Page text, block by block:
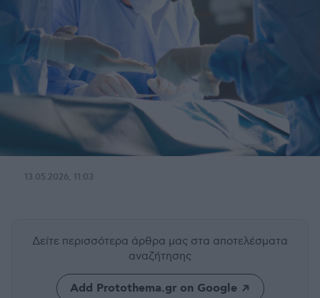
13.05.2026, 11:03
Δείτε περισσότερα άρθρα μας στα αποτελέσματα
αναζήτησης
Add Protothema.gr on Google